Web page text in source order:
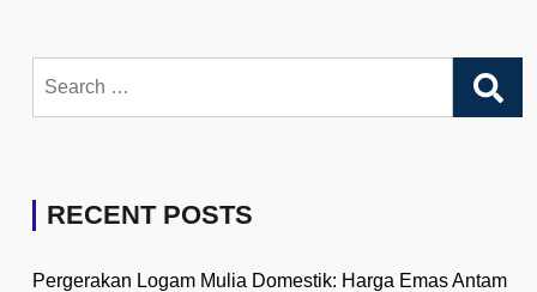
for:
RECENT POSTS
Pergerakan Logam Mulia Domestik: Harga Emas Antam